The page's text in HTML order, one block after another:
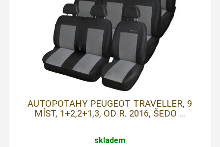
AUTOPOTAHY PEUGEOT TRAVELLER, 9
MÍST, 1+2,2+1,3, OD R. 2016, ŠEDO ...
skladem